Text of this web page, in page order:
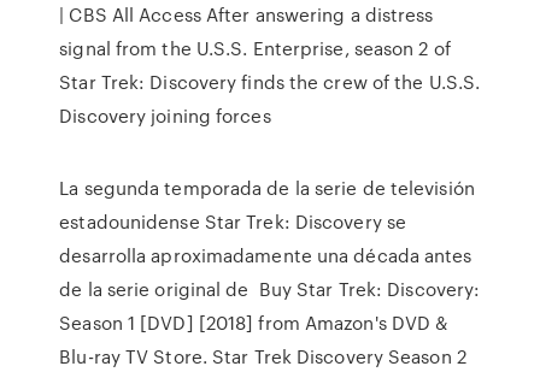
| CBS All Access After answering a distress
signal from the U.S.S. Enterprise, season 2 of
Star Trek: Discovery finds the crew of the U.S.S.
Discovery joining forces
La segunda temporada de la serie de televisión
estadounidense Star Trek: Discovery se
desarrolla aproximadamente una década antes
de la serie original de Buy Star Trek: Discovery:
Season 1 [DVD] [2018] from Amazon's DVD &
Blu-ray TV Store. Star Trek Discovery Season 2